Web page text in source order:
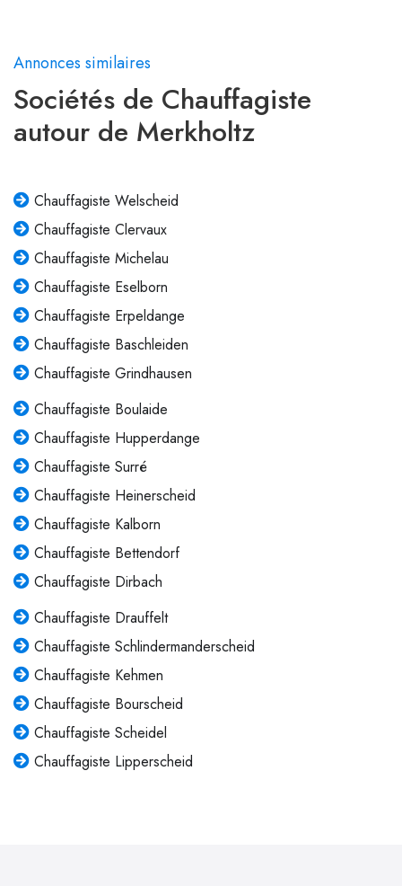
Annonces similaires
Sociétés de Chauffagiste
autour de Merkholtz
Chauffagiste Welscheid
Chauffagiste Clervaux
Chauffagiste Michelau
Chauffagiste Eselborn
Chauffagiste Erpeldange
Chauffagiste Baschleiden
Chauffagiste Grindhausen
Chauffagiste Boulaide
Chauffagiste Hupperdange
Chauffagiste Surré
Chauffagiste Heinerscheid
Chauffagiste Kalborn
Chauffagiste Bettendorf
Chauffagiste Dirbach
Chauffagiste Drauffelt
Chauffagiste Schlindermanderscheid
Chauffagiste Kehmen
Chauffagiste Bourscheid
Chauffagiste Scheidel
Chauffagiste Lipperscheid